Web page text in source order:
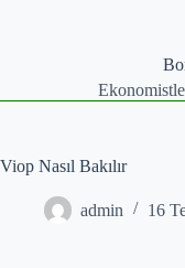
Viop Nasıl Bakılır
admin 16